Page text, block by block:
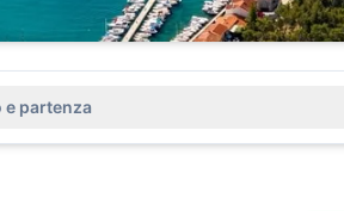
e partenza